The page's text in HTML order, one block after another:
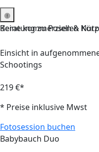
Keine kommerziellen
Beratungzu Posen &
Einsicht in
Schootings
219 €*
* Preise inklusive Mwst
Fotosession buchen
Babybauch Duo